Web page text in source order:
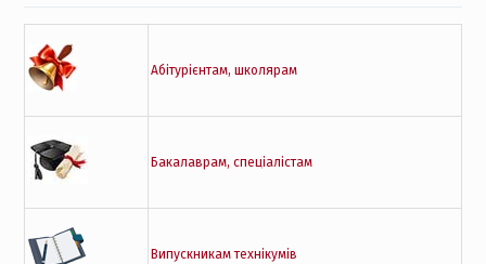
Абітурієнтам, школярам
Бакалаврам, спеціалістам
Випускникам технікумів